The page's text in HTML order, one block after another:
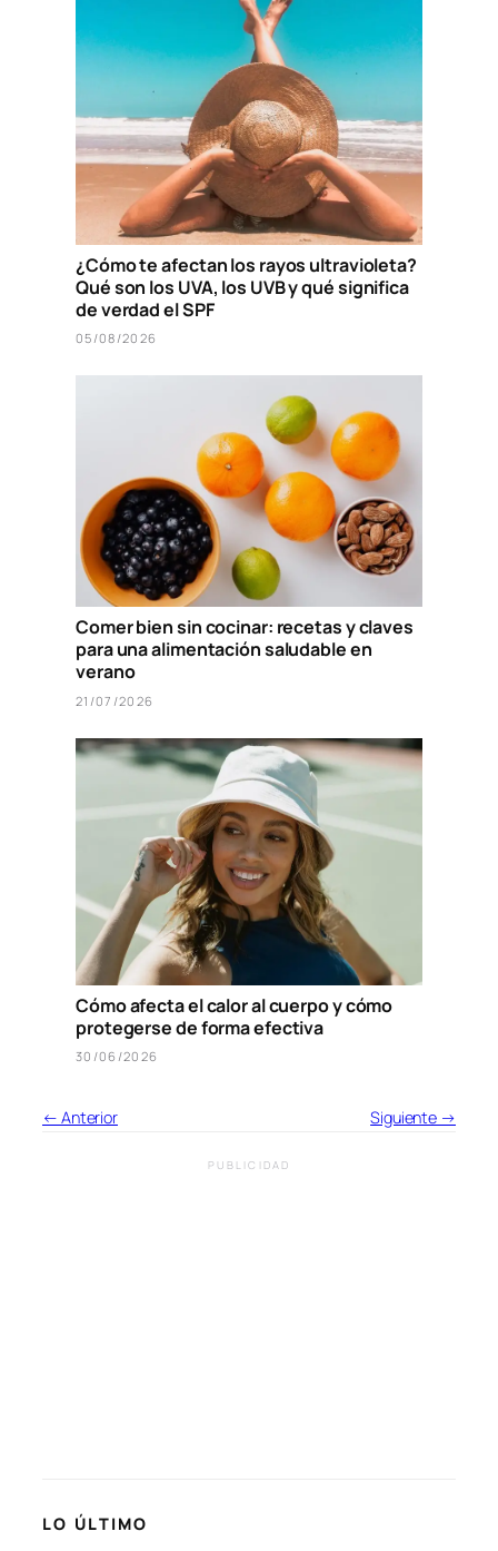
¿Cómo te afectan los rayos ultravioleta?
Qué son los UVA, los UVB y qué significa
de verdad el SPF
05/08/2026
Comer bien sin cocinar: recetas y claves
para una alimentación saludable en
verano
21/07/2026
Cómo afecta el calor al cuerpo y cómo
protegerse de forma efectiva
30/06/2026
← Anterior Siguiente →
PUBLICIDAD
LO ÚLTIMO